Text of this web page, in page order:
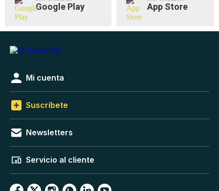
Google Play App Store
Mi cuenta
Suscríbete
Newsletters
Servicio al cliente